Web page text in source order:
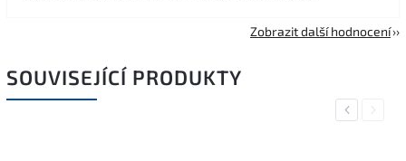
Zobrazit další hodnocení
SOUVISEJÍCÍ PRODUKTY
PreviousNext